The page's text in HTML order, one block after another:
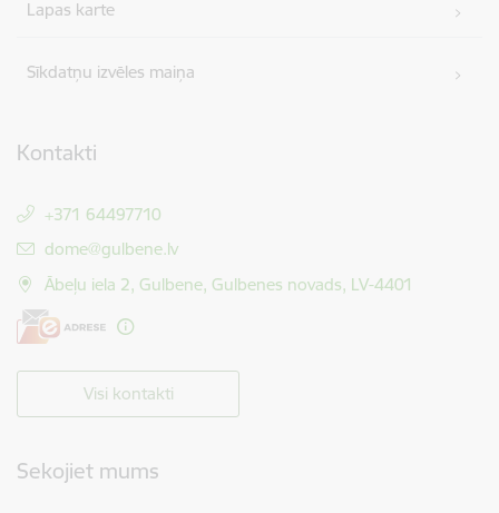
Lapas karte
Sīkdatņu izvēles maiņa
Kontakti
+371 64497710
E-pasts:
dome@gulbene.lv
Ābeļu iela 2, Gulbene, Gulbenes novads, LV-4401
Visi kontakti
Sekojiet mums